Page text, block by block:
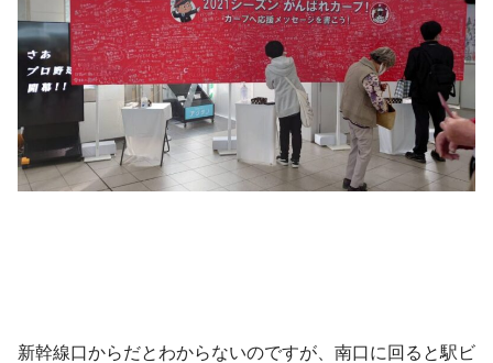
新幹線口からだとわからないのですが、南口に回ると駅ビ